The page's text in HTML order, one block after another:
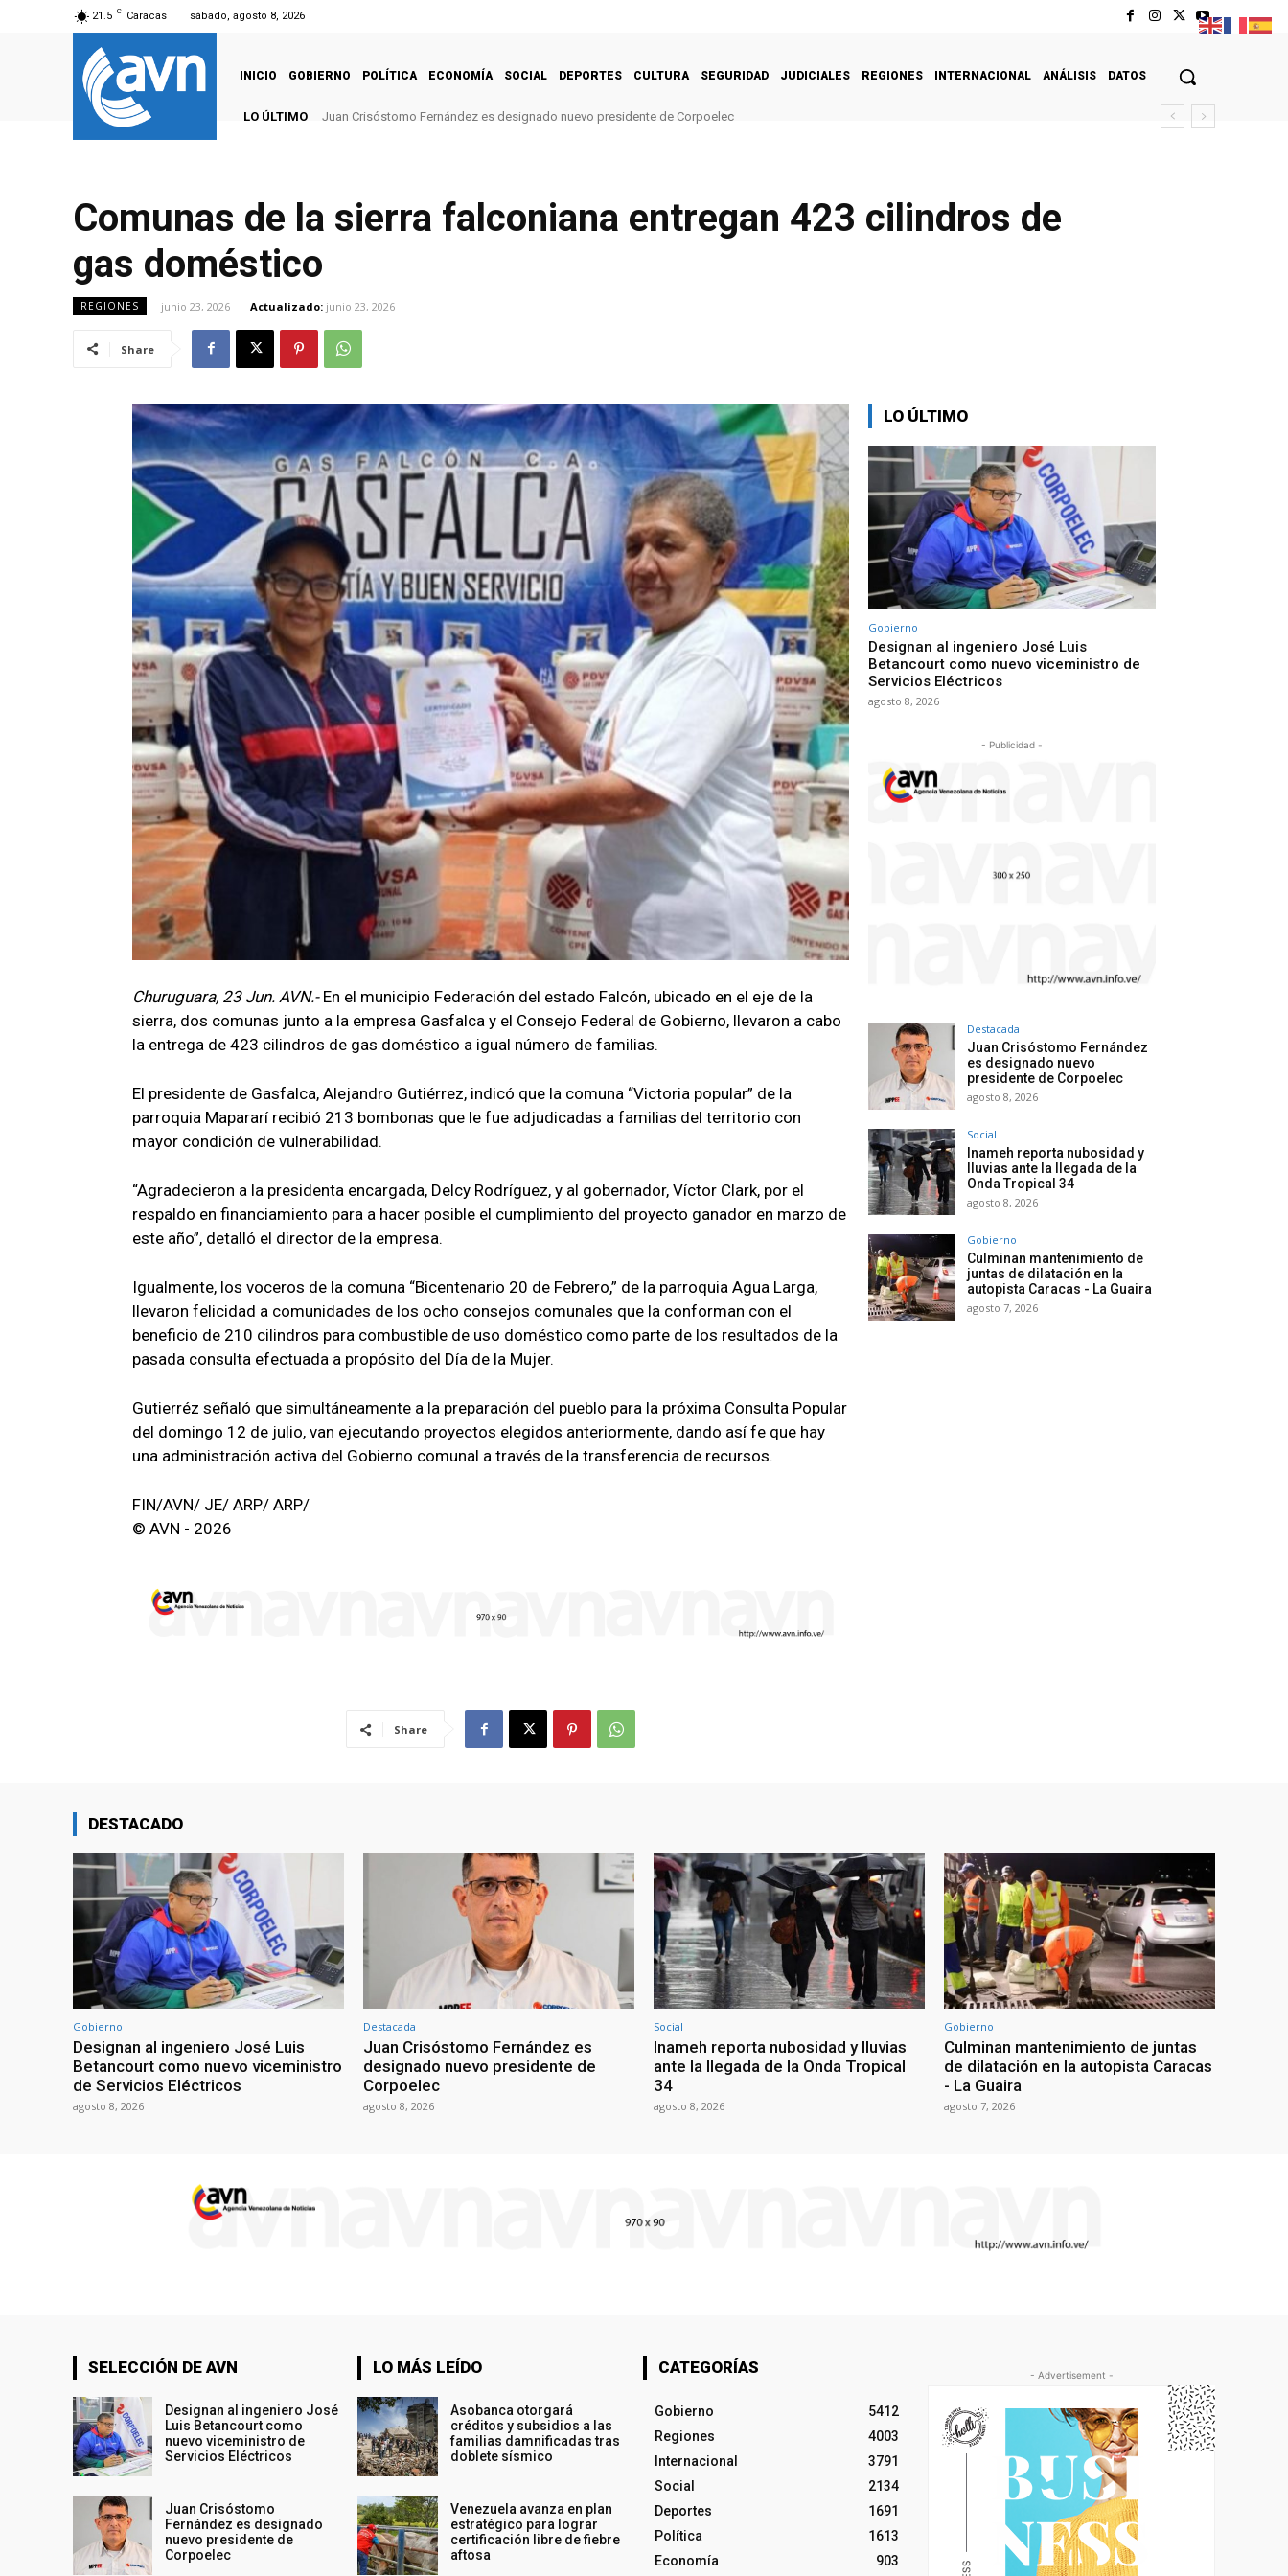
21.5 C Caracas sábado, agosto 8, 2026
INICIO GOBIERNO POLÍTICA ECONOMÍA SOCIAL DEPORTES CULTURA SEGURIDAD JUDICIALES REGIONES INTERNACIONAL ANÁLISIS DATOS
LO ÚLTIMO Juan Crisóstomo Fernández es designado nuevo presidente de Corpoelec
Comunas de la sierra falconiana entregan 423 cilindros de
gas doméstico
REGIONES junio 23, 2026 Actualizado: junio 23, 2026
Share
Churuguara, 23 Jun. AVN.-En el municipio Federación del estado Falcón, ubicado en el eje de la
sierra, dos comunas junto a la empresa Gasfalca y el Consejo Federal de Gobierno, llevaron a cabo
la entrega de 423 cilindros de gas doméstico a igual número de familias.
El presidente de Gasfalca, Alejandro Gutiérrez, indicó que la comuna “Victoria popular” de la
parroquia Mapararí recibió 213 bombonas que le fue adjudicadas a familias del territorio con
mayor condición de vulnerabilidad.
“Agradecieron a la presidenta encargada, Delcy Rodríguez, y al gobernador, Víctor Clark, por el
respaldo en financiamiento para a hacer posible el cumplimiento del proyecto ganador en marzo de
este año”, detalló el director de la empresa.
Igualmente, los voceros de la comuna “Bicentenario 20 de Febrero,” de la parroquia Agua Larga,
llevaron felicidad a comunidades de los ocho consejos comunales que la conforman con el
beneficio de 210 cilindros para combustible de uso doméstico como parte de los resultados de la
pasada consulta efectuada a propósito del Día de la Mujer.
Gutierréz señaló que simultáneamente a la preparación del pueblo para la próxima Consulta Popular
del domingo 12 de julio, van ejecutando proyectos elegidos anteriormente, dando así fe que hay
una administración activa del Gobierno comunal a través de la transferencia de recursos.
FIN/AVN/ JE/ ARP/ ARP/
© AVN - 2026
Share
LO ÚLTIMO
Gobierno
Designan al ingeniero José Luis
Betancourt como nuevo viceministro de
Servicios Eléctricos
agosto 8, 2026
- Publicidad -
Destacada
Juan Crisóstomo Fernández
es designado nuevo
presidente de Corpoelec
agosto 8, 2026
Social
Inameh reporta nubosidad y
lluvias ante la llegada de la
Onda Tropical 34
agosto 8, 2026
Gobierno
Culminan mantenimiento de
juntas de dilatación en la
autopista Caracas - La Guaira
agosto 7, 2026
DESTACADO
Gobierno
Designan al ingeniero José Luis
Betancourt como nuevo viceministro
de Servicios Eléctricos
agosto 8, 2026
Destacada
Juan Crisóstomo Fernández es
designado nuevo presidente de
Corpoelec
agosto 8, 2026
Social
Inameh reporta nubosidad y lluvias
ante la llegada de la Onda Tropical
34
agosto 8, 2026
Gobierno
Culminan mantenimiento de juntas
de dilatación en la autopista Caracas
- La Guaira
agosto 7, 2026
SELECCIÓN DE AVN
Designan al ingeniero José
Luis Betancourt como
nuevo viceministro de
Servicios Eléctricos
Juan Crisóstomo
Fernández es designado
nuevo presidente de
Corpoelec
LO MÁS LEÍDO
Asobanca otorgará
créditos y subsidios a las
familias damnificadas tras
doblete sísmico
Venezuela avanza en plan
estratégico para lograr
certificación libre de fiebre
aftosa
CATEGORÍAS
Gobierno
5412
Regiones
4003
Internacional
3791
Social
2134
Deportes
1691
Política
1613
Economía
903
- Advertisement -